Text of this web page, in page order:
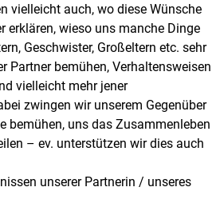
vielleicht auch, wo diese Wünsche
erklären, wieso uns manche Dinge
Geschwister, Großeltern etc. sehr
bemühen, Verhaltensweisen
vielleicht mehr jener
zwingen wir unserem Gegenüber
bemühen, uns das Zusammenleben
– ev. unterstützen wir dies auch
unserer Partnerin / unseres